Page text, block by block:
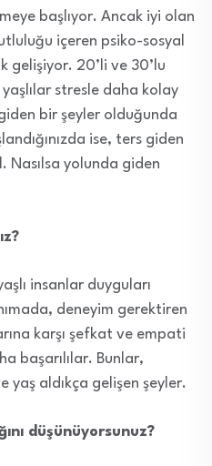
başlıyor. Ancak iyi olan
içeren psiko-sosyal
gelişiyor. 20’li ve 30’lu
stresle daha kolay
bir şeyler olduğunda
ise, ters giden
Nasılsa yolunda giden
insanlar duyguları
deneyim gerektiren
karşı şefkat ve empati
başarılılar. Bunlar,
yaş aldıkça gelişen şeyler.
düşünüyorsunuz?